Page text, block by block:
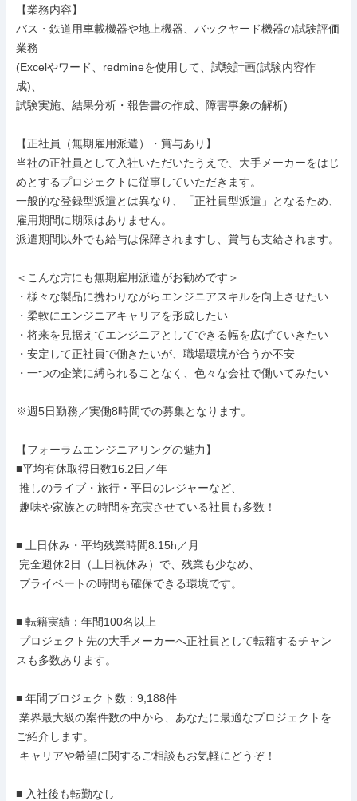
【業務内容】
バス・鉄道用車載機器や地上機器、バックヤード機器の試験評価
業務
(Excelやワード、redmineを使用して、試験計画(試験内容作
成)、
試験実施、結果分析・報告書の作成、障害事象の解析)
【正社員（無期雇用派遣）・賞与あり】
当社の正社員として入社いただいたうえで、大手メーカーをはじ
めとするプロジェクトに従事していただきます。
一般的な登録型派遣とは異なり、「正社員型派遣」となるため、
雇用期間に期限はありません。
派遣期間以外でも給与は保障されますし、賞与も支給されます。
＜こんな方にも無期雇用派遣がお勧めです＞
・様々な製品に携わりながらエンジニアスキルを向上させたい
・柔軟にエンジニアキャリアを形成したい
・将来を見据えてエンジニアとしてできる幅を広げていきたい
・安定して正社員で働きたいが、職場環境が合うか不安
・一つの企業に縛られることなく、色々な会社で働いてみたい
※週5日勤務／実働8時間での募集となります。
【フォーラムエンジニアリングの魅力】
■平均有休取得日数16.2日／年
■ 土日休み・平均残業時間8.15h／月
■ 転籍実績：年間100名以上
スも多数あります。
■ 年間プロジェクト数：9,188件
ご紹介します。
■ 入社後も転勤なし